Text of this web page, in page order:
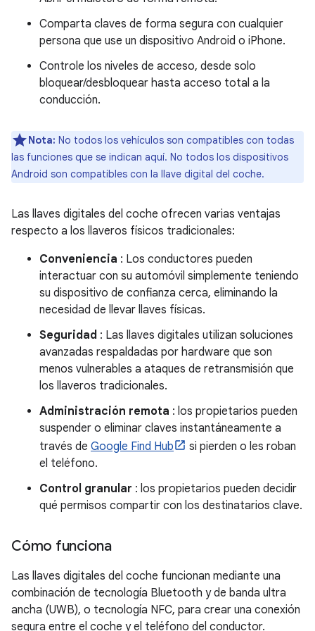
Comparta claves de forma segura con cualquier
persona que use un dispositivo Android o iPhone.
Controle los niveles de acceso, desde solo
bloquear/desbloquear hasta acceso total a la
conducción.
Nota: No todos los vehículos son compatibles con todas
las funciones que se indican aquí. No todos los dispositivos
Android son compatibles con la llave digital del coche.
Las llaves digitales del coche ofrecen varias ventajas
respecto a los llaveros físicos tradicionales:
Conveniencia : Los conductores pueden
interactuar con su automóvil simplemente teniendo
su dispositivo de confianza cerca, eliminando la
necesidad de llevar llaves físicas.
Seguridad : Las llaves digitales utilizan soluciones
avanzadas respaldadas por hardware que son
menos vulnerables a ataques de retransmisión que
los llaveros tradicionales.
Administración remota : los propietarios pueden
suspender o eliminar claves instantáneamente a
través de Google Find Hub
si pierden o les roban
el teléfono.
Control granular : los propietarios pueden decidir
qué permisos compartir con los destinatarios clave.
Cómo funciona
Las llaves digitales del coche funcionan mediante una
combinación de tecnología Bluetooth y de banda ultra
ancha (UWB), o tecnología NFC, para crear una conexión
segura entre el coche y el teléfono del conductor.